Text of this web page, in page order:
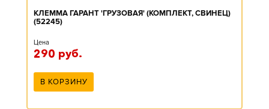
КЛЕММА ГАРАНТ 'ГРУЗОВАЯ' (КОМПЛЕКТ, СВИНЕЦ)
(52245)
Цена
290 руб.
В КОРЗИНУ